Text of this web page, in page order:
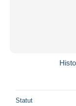
Tout désélectionner
Statut